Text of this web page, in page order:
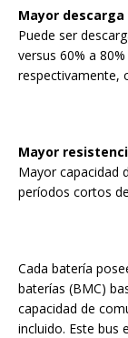
Mayor
Puede ser
versus 60% a
respectivamente,
Mayor
Mayor capacidad
períodos cortos
Cada batería
baterías (BMC)
capacidad de
incluido. Este bus